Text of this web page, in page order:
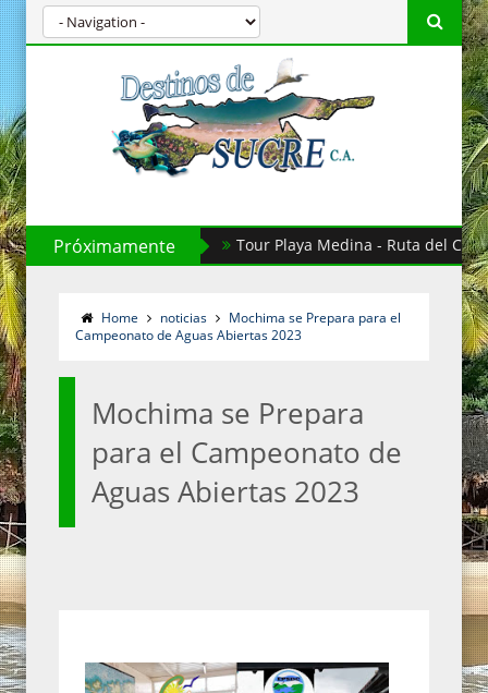
Próximamente Day Tour Aguas de Moisés.
Home noticias
Mochima se Prepara para el
Campeonato de Aguas Abiertas 2023
Mochima se Prepara
para el Campeonato de
Aguas Abiertas 2023